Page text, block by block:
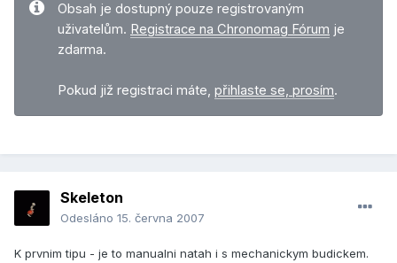
Obsah je dostupný pouze registrovaným
uživatelům. Registrace na Chronomag Fórum je
zdarma.
Pokud již registraci máte, přihlaste se, prosím.
Skeleton
Odesláno 15. června 2007
K prvnim tipu - je to manualni natah i s mechanickym budickem.